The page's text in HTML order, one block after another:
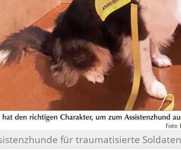
für traumatisierte Soldaten